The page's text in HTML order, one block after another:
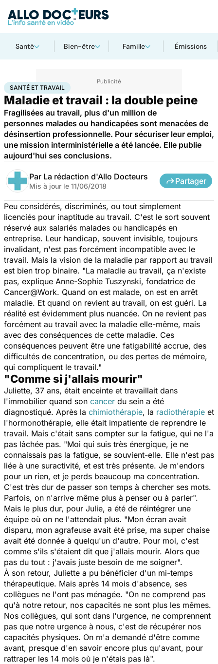
Santé Bien-être Famille Émissions
AccueilSantéSanté et travail
SANTÉ ET TRAVAIL
Maladie et travail : la double peine
Fragilisées au travail, plus d'un million de
personnes malades ou handicapées sont menacées de
désinsertion professionnelle. Pour sécuriser leur emploi,
une mission interministérielle a été lancée. Elle publie
aujourd'hui ses conclusions.
Par La rédaction d'Allo Docteurs
Mis à jour le 11/06/2018
Partager
Peu considérés, discriminés, ou tout simplement
licenciés pour inaptitude au travail. C'est le sort souvent
réservé aux salariés malades ou handicapés en
entreprise. Leur handicap, souvent invisible, toujours
invalidant, n'est pas forcément incompatible avec le
travail. Mais la vision de la maladie par rapport au travail
est bien trop binaire. "La maladie au travail, ça n'existe
pas, explique Anne-Sophie Tuszynski, fondatrice de
Cancer@Work. Quand on est malade, on est en arrêt
maladie. Et quand on revient au travail, on est guéri. La
réalité est évidemment plus nuancée. On ne revient pas
forcément au travail avec la maladie elle-même, mais
avec des conséquences de cette maladie. Ces
conséquences peuvent être une fatigabilité accrue, des
difficultés de concentration, ou des pertes de mémoire,
qui compliquent le travail."
"Comme si j'allais mourir"
Juliette, 37 ans, était enceinte et travaillait dans
l'immobilier quand son cancer du sein a été
diagnostiqué. Après la chimiothérapie, la radiothérapie et
l'hormonothérapie, elle était impatiente de reprendre le
travail. Mais c'était sans compter sur la fatigue, qui ne l'a
pas lâchée pas. "Moi qui suis très énergique, je ne
connaissais pas la fatigue, se souvient-elle. Elle n'est pas
liée à une suractivité, et est très présente. Je m'endors
pour un rien, et je perds beaucoup ma concentration.
C'est très dur de passer son temps à chercher ses mots.
Parfois, on n'arrive même plus à penser ou à parler".
Mais le plus dur, pour Julie, a été de réintégrer une
équipe où on ne l'attendait plus. "Mon écran avait
disparu, mon agrafeuse avait été prise, ma super chaise
avait été donnée à quelqu'un d'autre. Pour moi, c'est
comme s'ils s'étaient dit que j'allais mourir. Alors que
pas du tout : j'avais juste besoin de me soigner".
À son retour, Juliette a pu bénéficier d'un mi-temps
thérapeutique. Mais après 14 mois d'absence, ses
collègues ne l'ont pas ménagée. "On ne comprend pas
qu'à notre retour, nos capacités ne sont plus les mêmes.
Nos collègues, qui sont dans l'urgence, ne comprennent
pas que notre urgence à nous, c'est de récupérer nos
capacités physiques. On m'a demandé d'être comme
avant, presque d'en savoir encore plus qu'avant, pour
rattraper les 14 mois où je n'étais pas là".